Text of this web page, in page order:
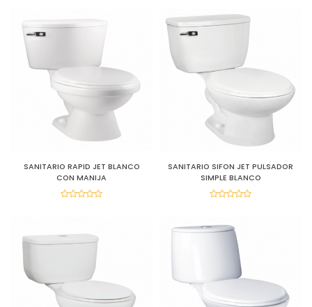
SANITARIO RAPID JET BLANCO
CON MANIJA
SANITARIO SIFON JET PULSADOR
SIMPLE BLANCO